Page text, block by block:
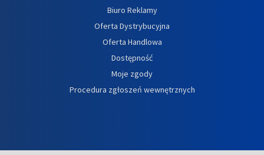
Biuro Reklamy
Oferta Dystrybucyjna
Oferta Handlowa
Dostępność
Moje zgody
Procedura zgłoszeń wewnętrznych